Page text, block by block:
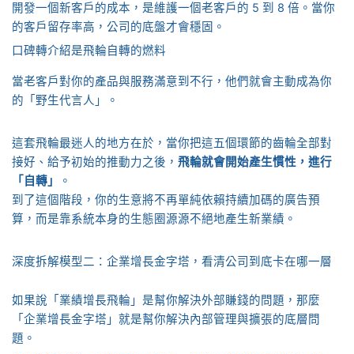
開發一個新客戶的成本，是維護一個老客戶的 5 到 8 倍。當你
的客戶留存率高，公司的底盤才會穩固。
口碑轉介紹是飛輪自轉的燃料
當老客戶對你的產品與服務滿意到不行，他們就會主動成為你
的「野生代言人」。
這套飛輪最迷人的地方在於，當你把這五個環節的齒輪全部對
接好、給予初始的推動力之後， 飛輪就會開始產生慣性，進行
「自轉」
。
到了這個階段，你的生意將不再單純依賴持續加碼的廣告預
算，而是靠系統本身的生態圈源源不絕地產生新業績。
深度拆解模型二：企業增長金字塔，看清公司到底卡在哪一層
如果說「業績增長飛輪」是幫你解決外部賺錢的問題，那麼
「企業增長金字塔」就是幫你解決內部管理與擴張的底層問
題。